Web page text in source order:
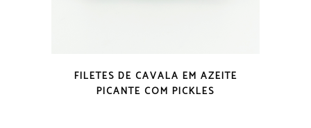
FILETES DE CAVALA EM AZEITE
PICANTE COM PICKLES